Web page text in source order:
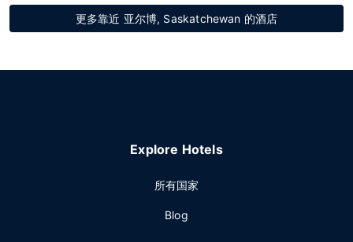
更多靠近 亚尔博, Saskatchewan 的酒店
Explore Hotels
所有国家
Blog